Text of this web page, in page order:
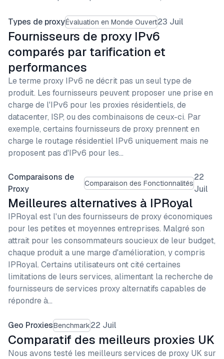
Types de proxyÉvaluation en Monde Ouvert23 Juil
Fournisseurs de proxy IPv6
comparés par tarification et
performances
Le terme proxy IPv6 ne décrit pas un seul type de
produit. Les fournisseurs peuvent proposer une prise en
charge de l'IPv6 pour les proxies résidentiels, de
datacenter, ISP, ou des combinaisons de ceux-ci. Par
exemple, certains fournisseurs de proxy prennent en
charge le routage résidentiel IPv6 uniquement mais ne
proposent pas d'IPv6 pour les…
Comparaisons de
Proxy
Comparaison des Fonctionnalités
22
Juil
Meilleures alternatives à IPRoyal
IPRoyal est l'un des fournisseurs de proxy économiques
pour les petites et moyennes entreprises. Malgré son
attrait pour les consommateurs soucieux de leur budget,
chaque produit a une marge d'amélioration, y compris
IPRoyal. Certains utilisateurs ont cité certaines
limitations de leurs services, alimentant la recherche de
fournisseurs de services proxy alternatifs capables de
répondre à…
Geo ProxiesBenchmark22 Juil
Comparatif des meilleurs proxies UK
Nous avons testé les meilleurs services de proxy UK sur